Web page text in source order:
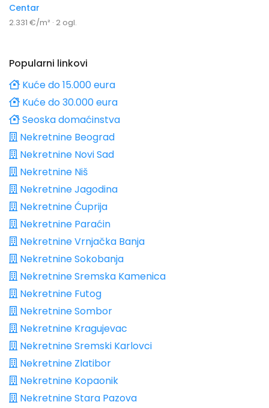
Centar
2.331 €/m² · 2 ogl.
Popularni linkovi
Kuće do 15.000 eura
Kuće do 30.000 eura
Seoska domaćinstva
Nekretnine Beograd
Nekretnine Novi Sad
Nekretnine Niš
Nekretnine Jagodina
Nekretnine Ćuprija
Nekretnine Paraćin
Nekretnine Vrnjačka Banja
Nekretnine Sokobanja
Nekretnine Sremska Kamenica
Nekretnine Futog
Nekretnine Sombor
Nekretnine Kragujevac
Nekretnine Sremski Karlovci
Nekretnine Zlatibor
Nekretnine Kopaonik
Nekretnine Stara Pazova